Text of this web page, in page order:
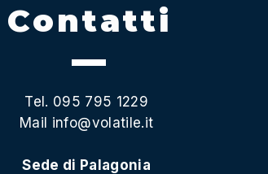
Contatti
Tel. 095 795 1229
Mail info@volatile.it
Sede di Palagonia